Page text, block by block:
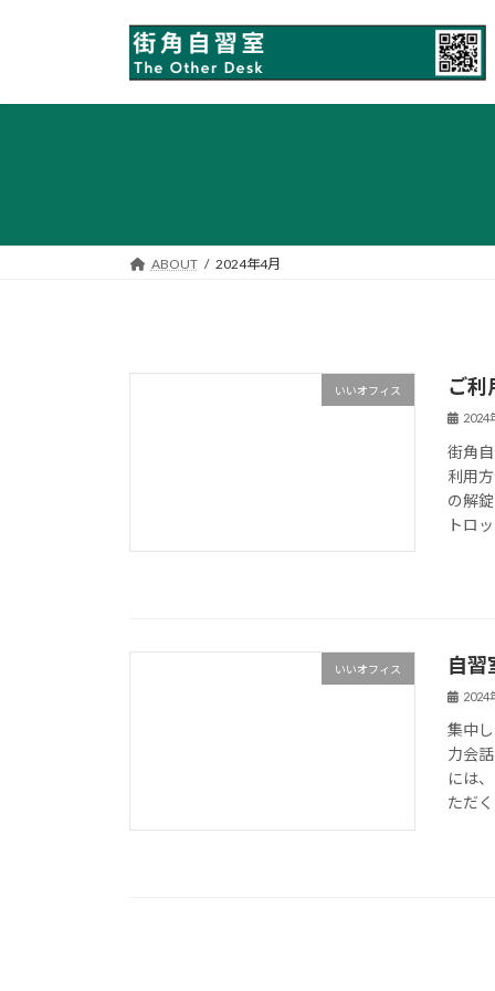
プ
動
ABOUT 2024年4月
いいオフィス ご利
2024
街角
利用
の解
トロ
いいオフィス 自習
2024
集中
力会
には
ただ